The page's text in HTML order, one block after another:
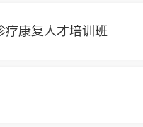
疗康复人才培训班